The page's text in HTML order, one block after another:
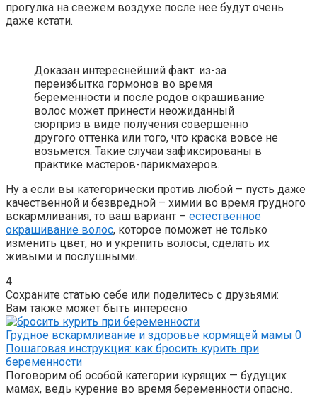
прогулка на свежем воздухе после нее будут очень
даже кстати.
Доказан интереснейший факт: из-за
переизбытка гормонов во время
беременности и после родов окрашивание
волос может принести неожиданный
сюрприз в виде получения совершенно
другого оттенка или того, что краска вовсе не
возьмется. Такие случаи зафиксированы в
практике мастеров-парикмахеров.
Ну а если вы категорически против любой – пусть даже
качественной и безвредной – химии во время грудного
вскармливания, то ваш вариант – естественное
окрашивание волос, которое поможет не только
изменить цвет, но и укрепить волосы, сделать их
живыми и послушными.
4
Сохраните статью себе или поделитесь с друзьями:
Вам также может быть интересно
Грудное вскармливание и здоровье кормящей мамы 0
Пошаговая инструкция: как бросить курить при
беременности
Поговорим об особой категории курящих — будущих
мамах, ведь курение во время беременности опасно.